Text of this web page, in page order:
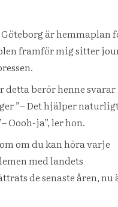
är hemmaplan
framför mig sitter
berör henne svarar
”– Det hjälper
Oooh-ja”, ler hon.
om du kan höra varje
med landets
de senaste åren, nu